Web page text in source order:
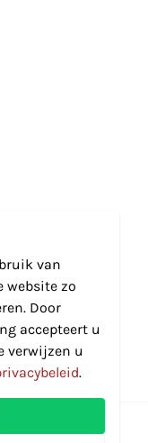
van
website zo
Door
accepteert u
verwijzen u
.